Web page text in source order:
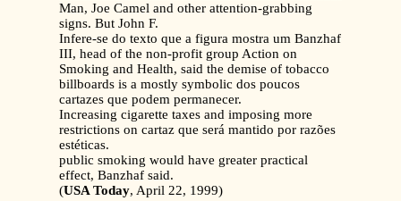
Man, Joe Camel and other attention-grabbing
signs. But John F.
Infere-se do texto que a figura mostra um Banzhaf
III, head of the non-profit group Action on
Smoking and Health, said the demise of tobacco
billboards is a mostly symbolic dos poucos
cartazes que podem permanecer.
Increasing cigarette taxes and imposing more
restrictions on cartaz que será mantido por razões
estéticas.
public smoking would have greater practical
effect, Banzhaf said.
(USA Today, April 22, 1999)